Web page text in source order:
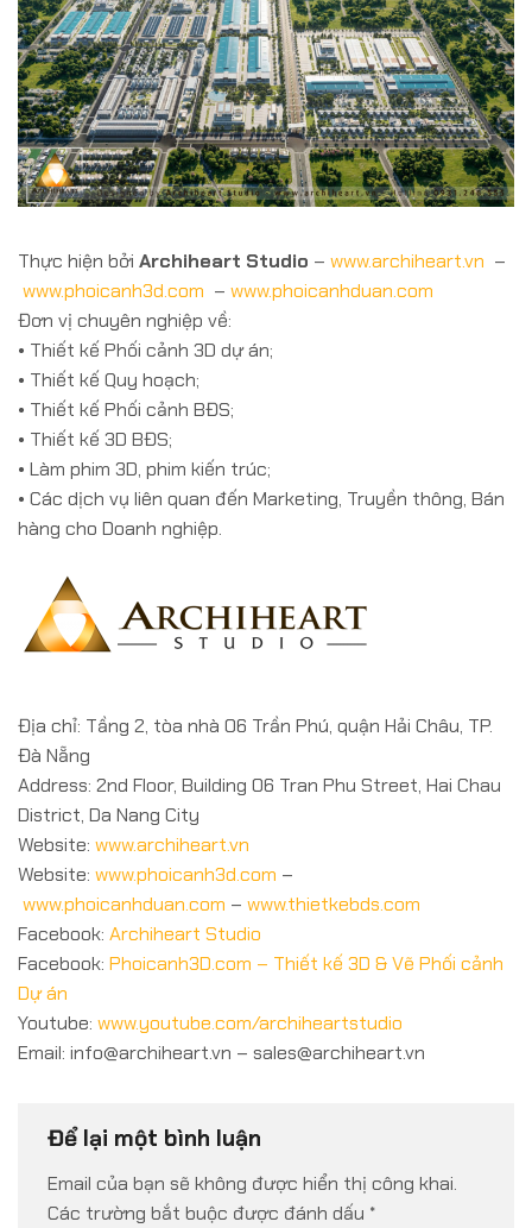
Thực hiện bởi Archiheart Studio – www.archiheart.vn –
www.phoicanh3d.com – www.phoicanhduan.com
Đơn vị chuyên nghiệp về:
• Thiết kế Phối cảnh 3D dự án;
• Thiết kế Quy hoạch;
• Thiết kế Phối cảnh BĐS;
• Thiết kế 3D BĐS;
• Làm phim 3D, phim kiến trúc;
• Các dịch vụ liên quan đến Marketing, Truyền thông, Bán
hàng cho Doanh nghiệp.
Địa chỉ: Tầng 2, tòa nhà 06 Trần Phú, quận Hải Châu, TP.
Đà Nẵng
Address: 2nd Floor, Building 06 Tran Phu Street, Hai Chau
District, Da Nang City
Website: www.archiheart.vn
Website: www.phoicanh3d.com –
www.phoicanhduan.com – www.thietkebds.com
Facebook: Archiheart Studio
Facebook: Phoicanh3D.com – Thiết kế 3D & Vẽ Phối cảnh
Dự án
Youtube: www.youtube.com/archiheartstudio
Email: info@archiheart.vn – sales@archiheart.vn
Để lại một bình luận
Email của bạn sẽ không được hiển thị công khai.
Các trường bắt buộc được đánh dấu *